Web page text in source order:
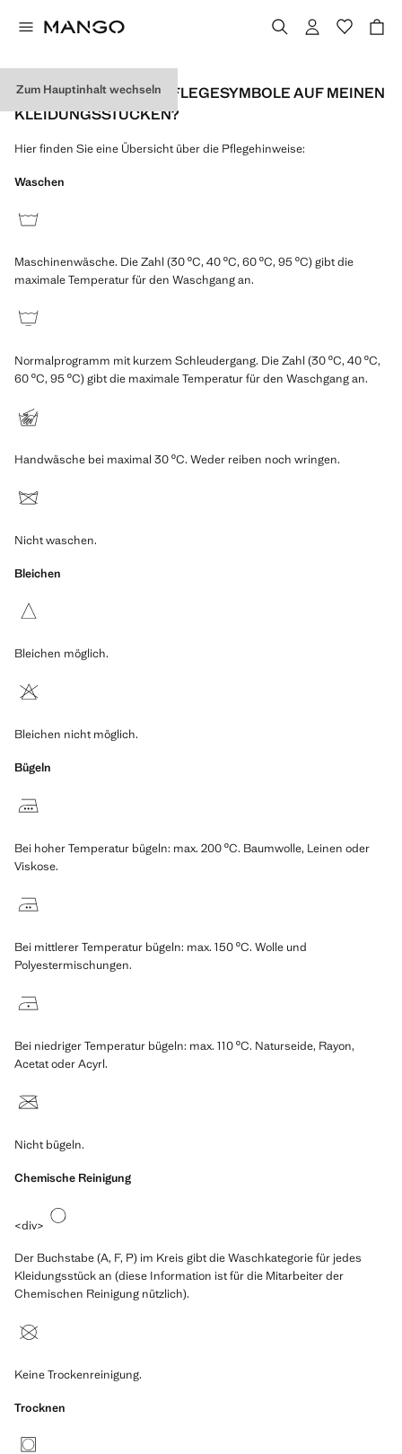
Zum Hauptinhalt wechseln
WAS BEDEUTEN DIE PFLEGESYMBOLE AUF MEINEN
KLEIDUNGSSTÜCKEN?
Hier finden Sie eine Übersicht über die Pflegehinweise:
Waschen
Maschinenwäsche. Die Zahl (30 ºC, 40 ºC, 60 ºC, 95 ºC) gibt die
maximale Temperatur für den Waschgang an.
Normalprogramm mit kurzem Schleudergang. Die Zahl (30 ºC, 40 ºC,
60 ºC, 95 ºC) gibt die maximale Temperatur für den Waschgang an.
Handwäsche bei maximal 30 ºC. Weder reiben noch wringen.
Nicht waschen.
Bleichen
Bleichen möglich.
Bleichen nicht möglich.
Bügeln
Bei hoher Temperatur bügeln: max. 200 ºC. Baumwolle, Leinen oder
Viskose.
Bei mittlerer Temperatur bügeln: max. 150 ºC. Wolle und
Polyestermischungen.
Bei niedriger Temperatur bügeln: max. 110 ºC. Naturseide, Rayon,
Acetat oder Acyrl.
Nicht bügeln.
Chemische Reinigung
<div>
Der Buchstabe (A, F, P) im Kreis gibt die Waschkategorie für jedes
Kleidungsstück an (diese Information ist für die Mitarbeiter der
Chemischen Reinigung nützlich).
Keine Trockenreinigung.
Trocknen